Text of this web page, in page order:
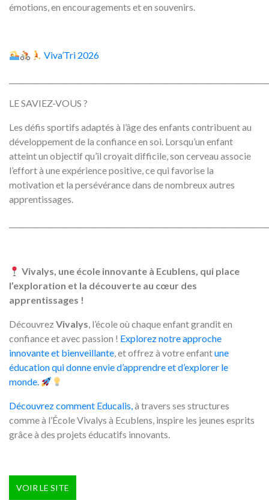
émotions, en encouragements et en souvenirs.
Viva’Tri 2026
LE SAVIEZ-VOUS ?
Les défis sportifs adaptés à l’âge des enfants contribuent au
développement de la confiance en soi. Lorsqu’un enfant
atteint un objectif qu’il croyait difficile, son cerveau associe
l’effort à une expérience positive, ce qui favorise la
motivation et la persévérance dans de nombreux autres
apprentissages.
Vivalys, une école innovante à Ecublens, qui place
l’exploration et la découverte au cœur des
apprentissages !
Découvrez Vivalys, l’école où chaque enfant grandit en
confiance et avec passion ! Explorez notre approche
innovante et bienveillante, et offrez à votre enfantune
éducation qui donne envie d’apprendre et d’explorer le
monde.
Découvrez comment Educalis,à travers ses structures
comme à l’École Vivalys à Ecublens, inspire les jeunes esprits
grâce à des projets éducatifs innovants.
VOIR LE SITE